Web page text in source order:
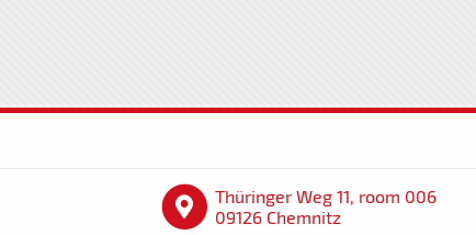
Thüringer Weg 11, room 006
09126 Chemnitz